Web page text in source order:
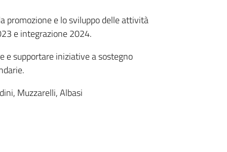
promozione e lo sviluppo delle attività
e integrazione 2024.
e supportare iniziative a sostegno
Muzzarelli, Albasi